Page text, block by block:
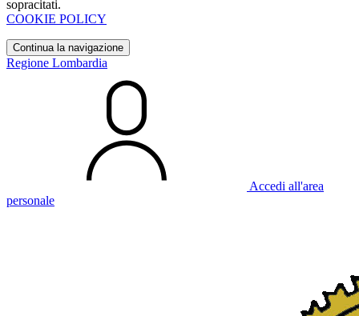
sopracitati.
COOKIE POLICY
Continua la navigazione
Regione Lombardia
Accedi all'area
personale